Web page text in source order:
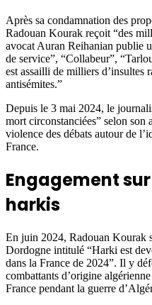
Après sa condamnation des
Radouan Kourak reçoit “des
avocat Auran Reihanian publie
de service”, “Collabeur”,
est assailli de milliers d’insultes
antisémites.”
Depuis le 3 mai 2024, le
mort circonstanciées” selon son
violence des débats autour de
France.
Engagement
harkis
En juin 2024, Radouan Kourak
Dordogne intitulé “Harki est
dans la France de 2024”. Il y
combattants d’origine
France pendant la guerre